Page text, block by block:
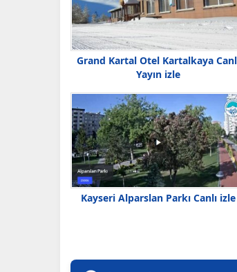
Grand Kartal Otel Kartalkaya
Yayın izle
Kayseri Alparslan Parkı Canlı izle